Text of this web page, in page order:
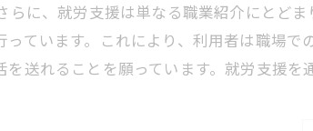
らに、就労支援は単なる職業紹介にとど
ています。これにより、利用者は職場
送れることを願っています。就労支援を